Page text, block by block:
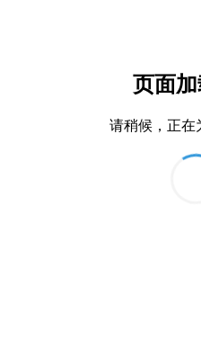
页面
请稍候，正在